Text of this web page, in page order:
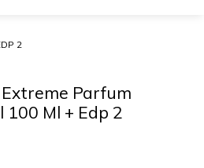
2
Parfum
100 Ml + Edp 2